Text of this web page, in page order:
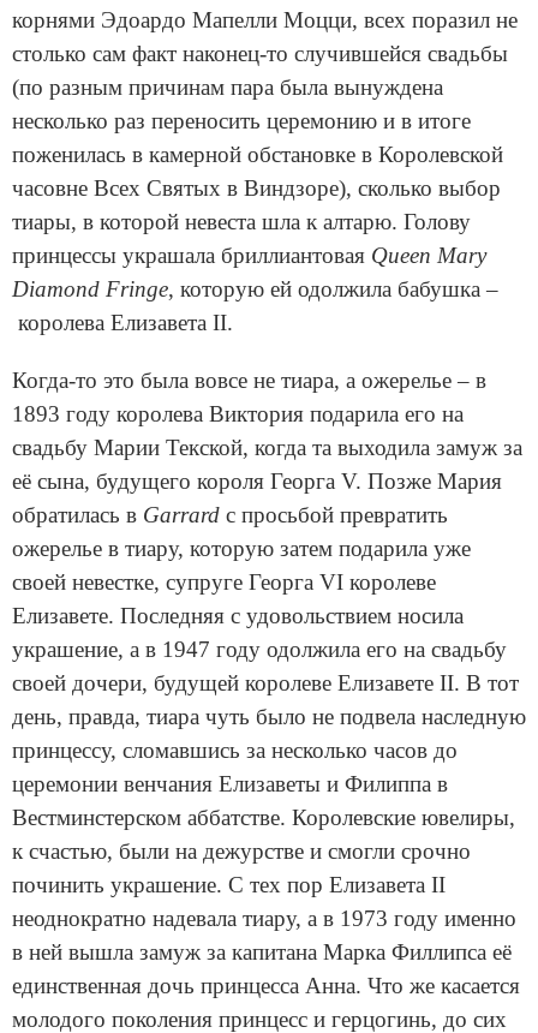
корнями Эдоардо Мапелли Моцци, всех поразил не
столько сам факт наконец-то случившейся свадьбы
(по разным причинам пара была вынуждена
несколько раз переносить церемонию и в итоге
поженилась в камерной обстановке в Королевской
часовне Всех Святых в Виндзоре), сколько выбор
тиары, в которой невеста шла к алтарю. Голову
принцессы украшала бриллиантовая Queen Mary
Diamond Fringe, которую ей одолжила бабушка –
королева Елизавета II.
Когда-то это была вовсе не тиара, а ожерелье – в
1893 году королева Виктория подарила его на
свадьбу Марии Текской, когда та выходила замуж за
её сына, будущего короля Георга V. Позже Мария
обратилась в Garrard с просьбой превратить
ожерелье в тиару, которую затем подарила уже
своей невестке, супруге Георга VI королеве
Елизавете. Последняя с удовольствием носила
украшение, а в 1947 году одолжила его на свадьбу
своей дочери, будущей королеве Елизавете II. В тот
день, правда, тиара чуть было не подвела наследную
принцессу, сломавшись за несколько часов до
церемонии венчания Елизаветы и Филиппа в
Вестминстерском аббатстве. Королевские ювелиры,
к счастью, были на дежурстве и смогли срочно
починить украшение. С тех пор Елизавета II
неоднократно надевала тиару, а в 1973 году именно
в ней вышла замуж за капитана Марка Филлипса её
единственная дочь принцесса Анна. Что же касается
молодого поколения принцесс и герцогинь, до сих